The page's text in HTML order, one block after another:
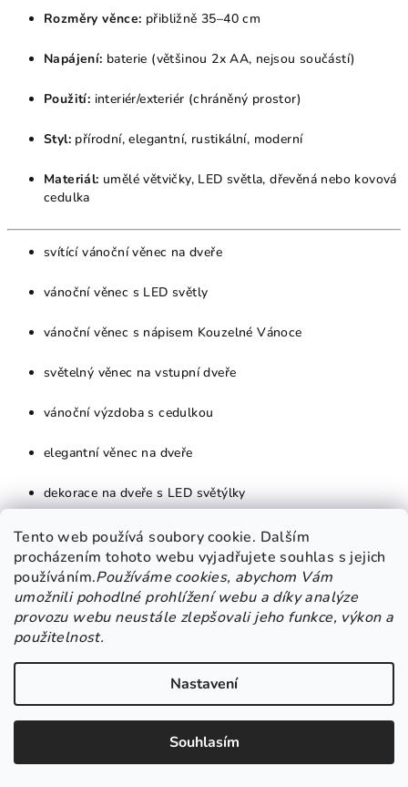
Tento web používá soubory cookie. Dalším
procházením tohoto webu vyjadřujete souhlas s jejich
používáním.Používáme cookies, abychom Vám
umožnili pohodlné prohlížení webu a díky analýze
provozu webu neustále zlepšovali jeho funkce, výkon a
použitelnost.
Nastavení
Souhlasím
Rozměry věnce: přibližně 35–40 cm
Napájení: baterie (většinou 2x AA, nejsou součástí)
Použití: interiér/exteriér (chráněný prostor)
Styl: přírodní, elegantní, rustikální, moderní
Materiál: umělé větvičky, LED světla, dřevěná nebo kovová
cedulka
svítící vánoční věnec na dveře
vánoční věnec s LED světly
vánoční věnec s nápisem Kouzelné Vánoce
světelný věnec na vstupní dveře
vánoční výzdoba s cedulkou
elegantní věnec na dveře
dekorace na dveře s LED světýlky
vánoční věnec s cedulkou
venkovní vánoční věnec se světlem
ručně vyráběný vánoční věnec
s cedulkou „Kouzelné Vánoce“
dekorací – je to srdeční pozdrav, který visí na vašich dveřích. Je